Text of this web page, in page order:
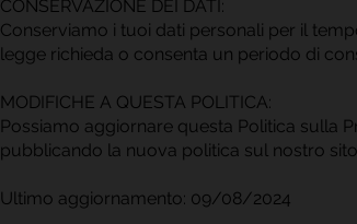
CONSERVAZIONE DEI DATI:
Conserviamo i tuoi dati personali per il
legge richieda o consenta un periodo di
MODIFICHE A QUESTA POLITICA:
Possiamo aggiornare questa Politica sulla
pubblicando la nuova politica sul nostro
Ultimo aggiornamento: 09/08/2024